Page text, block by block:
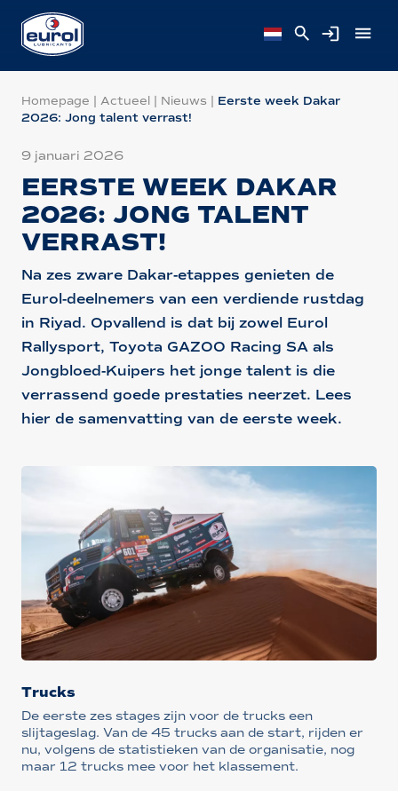
Homepage | Actueel | Nieuws | Eerste week Dakar
2026: Jong talent verrast!
9 januari 2026
EERSTE WEEK DAKAR
2026: JONG TALENT
VERRAST!
Na zes zware Dakar-etappes genieten de
Eurol-deelnemers van een verdiende rustdag
in Riyad. Opvallend is dat bij zowel Eurol
Rallysport, Toyota GAZOO Racing SA als
Jongbloed-Kuipers het jonge talent is die
verrassend goede prestaties neerzet. Lees
hier de samenvatting van de eerste week.
Trucks
De eerste zes stages zijn voor de trucks een
slijtageslag. Van de 45 trucks aan de start, rijden er
nu, volgens de statistieken van de organisatie, nog
maar 12 trucks mee voor het klassement.